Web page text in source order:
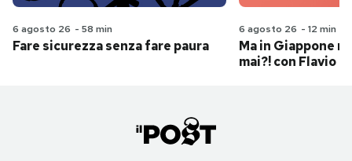
6 agosto 26 - 58 min
Fare sicurezza senza fare paura
6 agosto 26 - 12 min
Ma in Giappone
mai?! con Flavio